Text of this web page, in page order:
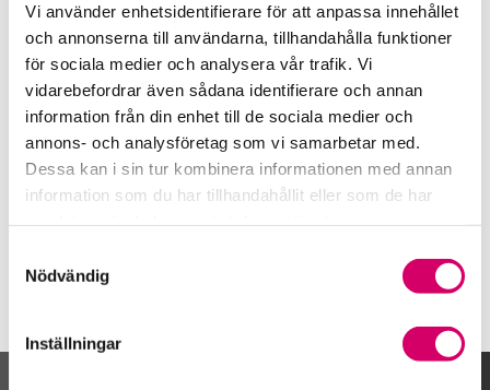
Vi använder enhetsidentifierare för att anpassa innehållet
och annonserna till användarna, tillhandahålla funktioner
för sociala medier och analysera vår trafik. Vi
vidarebefordrar även sådana identifierare och annan
information från din enhet till de sociala medier och
annons- och analysföretag som vi samarbetar med.
Dessa kan i sin tur kombinera informationen med annan
information som du har tillhandahållit eller som de har
Nödvändig
Inställningar
Lina Fjellstad
Auktoriserad Redovisningskonsult
Stjärnan Redovisning AB
Stockholm